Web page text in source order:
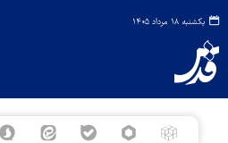
یکشنبه ۱۸ مرداد ۱۴۰۵